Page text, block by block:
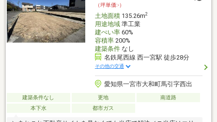
（坪単価:-）
土地面積135.26m2
用途地域準工業
建ぺい率60%
容積率200%
建築条件なし
名鉄尾西線 西一宮駅 徒歩28分
その他の交通
愛知県一宮市大和町馬引字西出
建築条件なし 更地
南道路
本下水
都市ガス